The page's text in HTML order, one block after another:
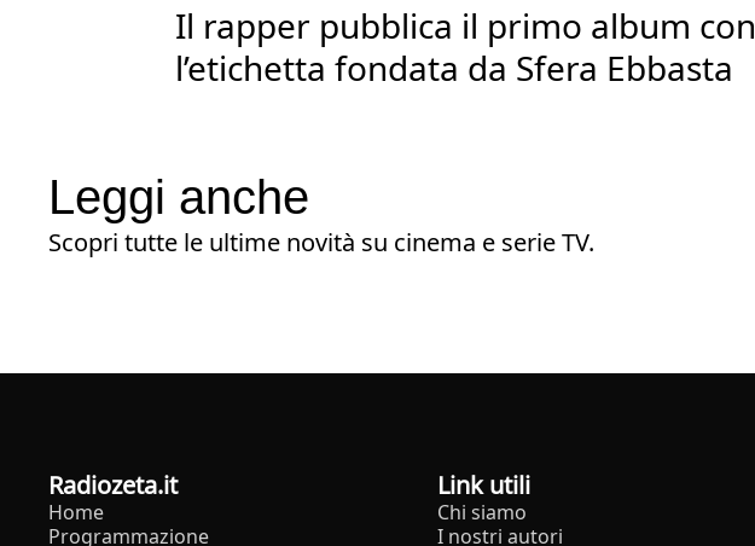
Il rapper pubblica il primo album con
l’etichetta fondata da Sfera Ebbasta
Leggi anche
Scopri tutte le ultime novità su cinema e serie TV.
radiozeta.it
Home
Programmazione
Link utili
Chi siamo
I nostri autori